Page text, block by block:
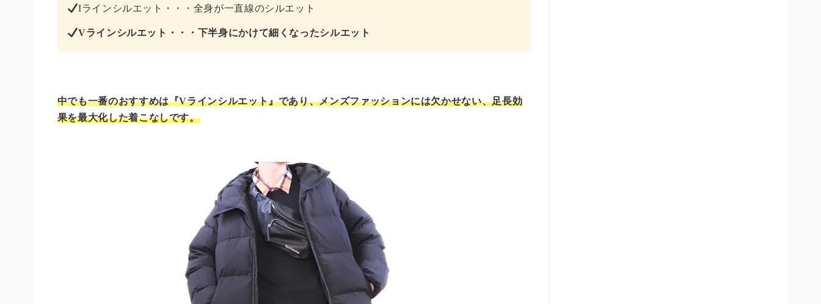
Iラインシルエット・・・全身が一直線のシルエット
Vラインシルエット・・・下半身にかけて細くなったシルエット
中でも一番のおすすめは『Vラインシルエット』であり、メンズファッションには欠かせない、足長効
果を最大化した着こなしです。